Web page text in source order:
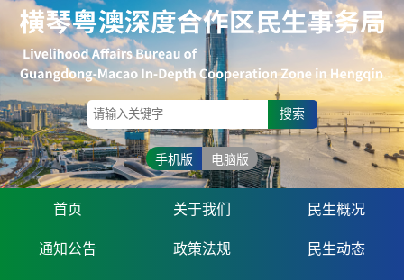
搜索
手机版 电脑版
首页 关于我们 民生概况
通知公告 政策法规 民生动态